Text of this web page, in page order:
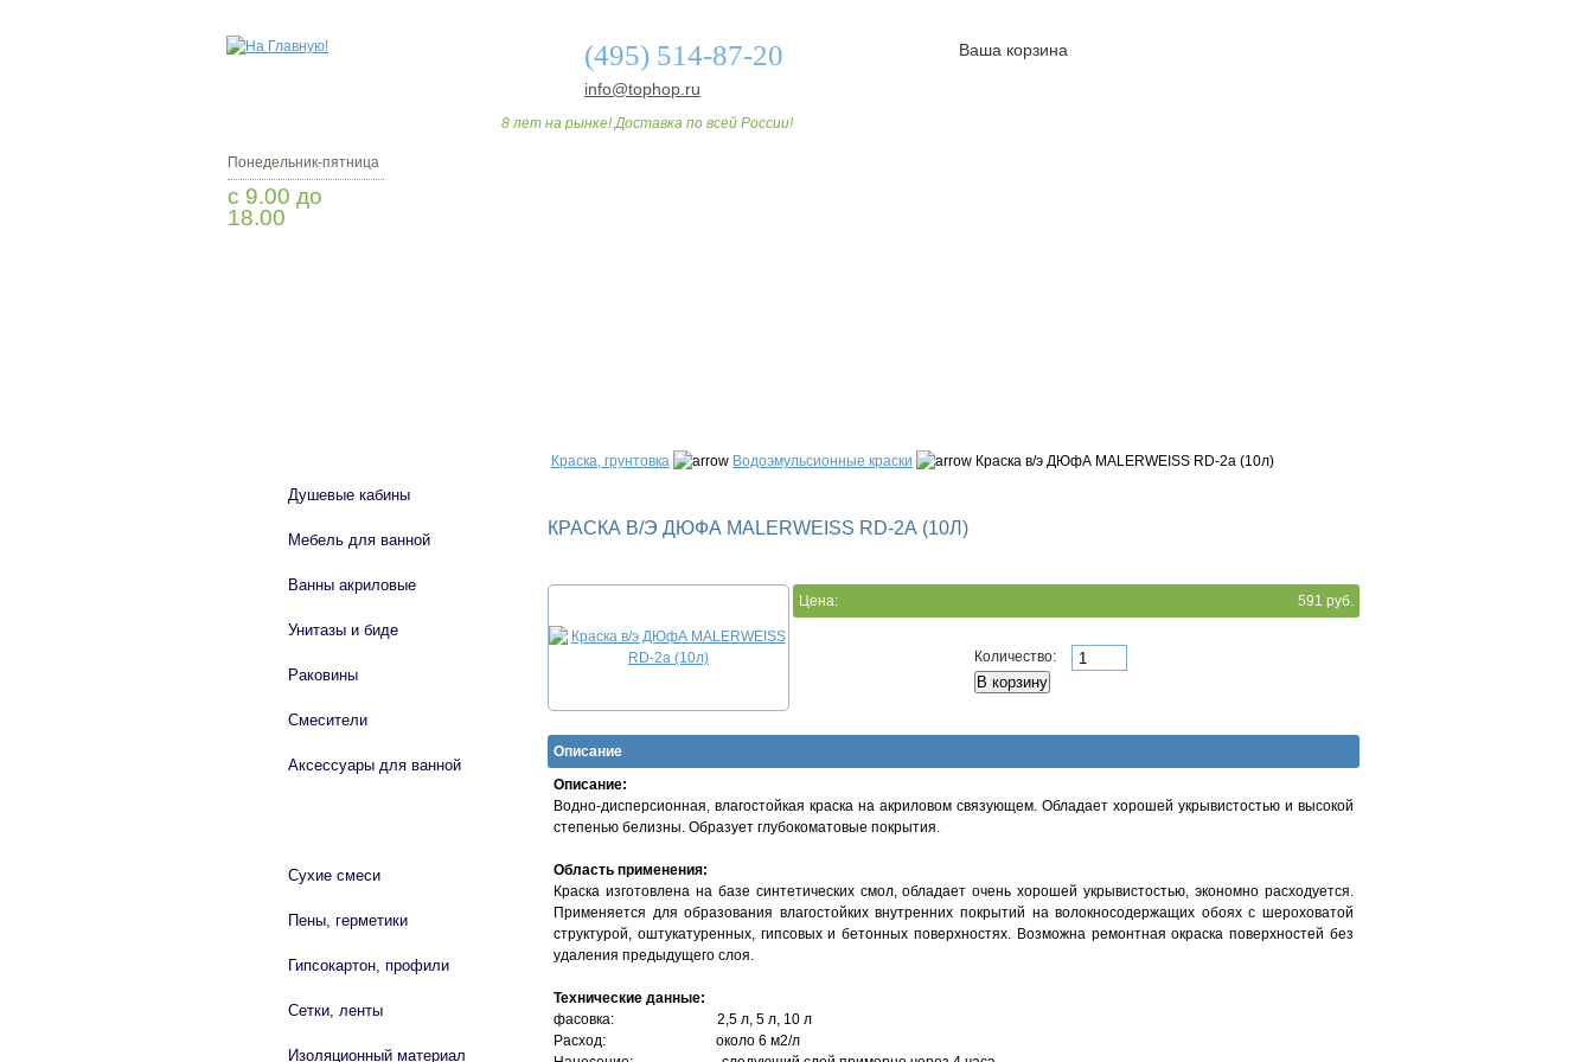
(495) 514-87-20
info@tophop.ru
8 лет на рынке! Доставка по всей России!
Ваша корзина
Понедельник-пятница
с 9.00 до
18.00
Краска, грунтовка Водоэмульсионные краски Краска в/э ДЮфА MALERWEISS RD-2а (10л)
КРАСКА В/Э ДЮФА MALERWEISS RD-2А (10Л)
Цена: 591 руб.
Количество:
Описание
Описание:
Водно-дисперсионная, влагостойкая краска на акриловом связующем. Обладает хорошей укрывистостью и высокой
степенью белизны. Образует глубокоматовые покрытия.
Область применения:
Краска изготовлена на базе синтетических смол, обладает очень хорошей укрывистостью, экономно расходуется.
Применяется для образования влагостойких внутренних покрытий на волокносодержащих обоях с шероховатой
структурой, оштукатуренных, гипсовых и бетонных поверхностях. Возможна ремонтная окраска поверхностей без
удаления предыдущего слоя.
Технические данные:
фасовка: 2,5 л, 5 л, 10 л
Расход: около 6 м2/л
Душевые кабины
Мебель для ванной
Ванны акриловые
Унитазы и биде
Раковины
Смесители
Аксессуары для ванной
Сухие смеси
Пены, герметики
Гипсокартон, профили
Сетки, ленты
Изоляционный материал